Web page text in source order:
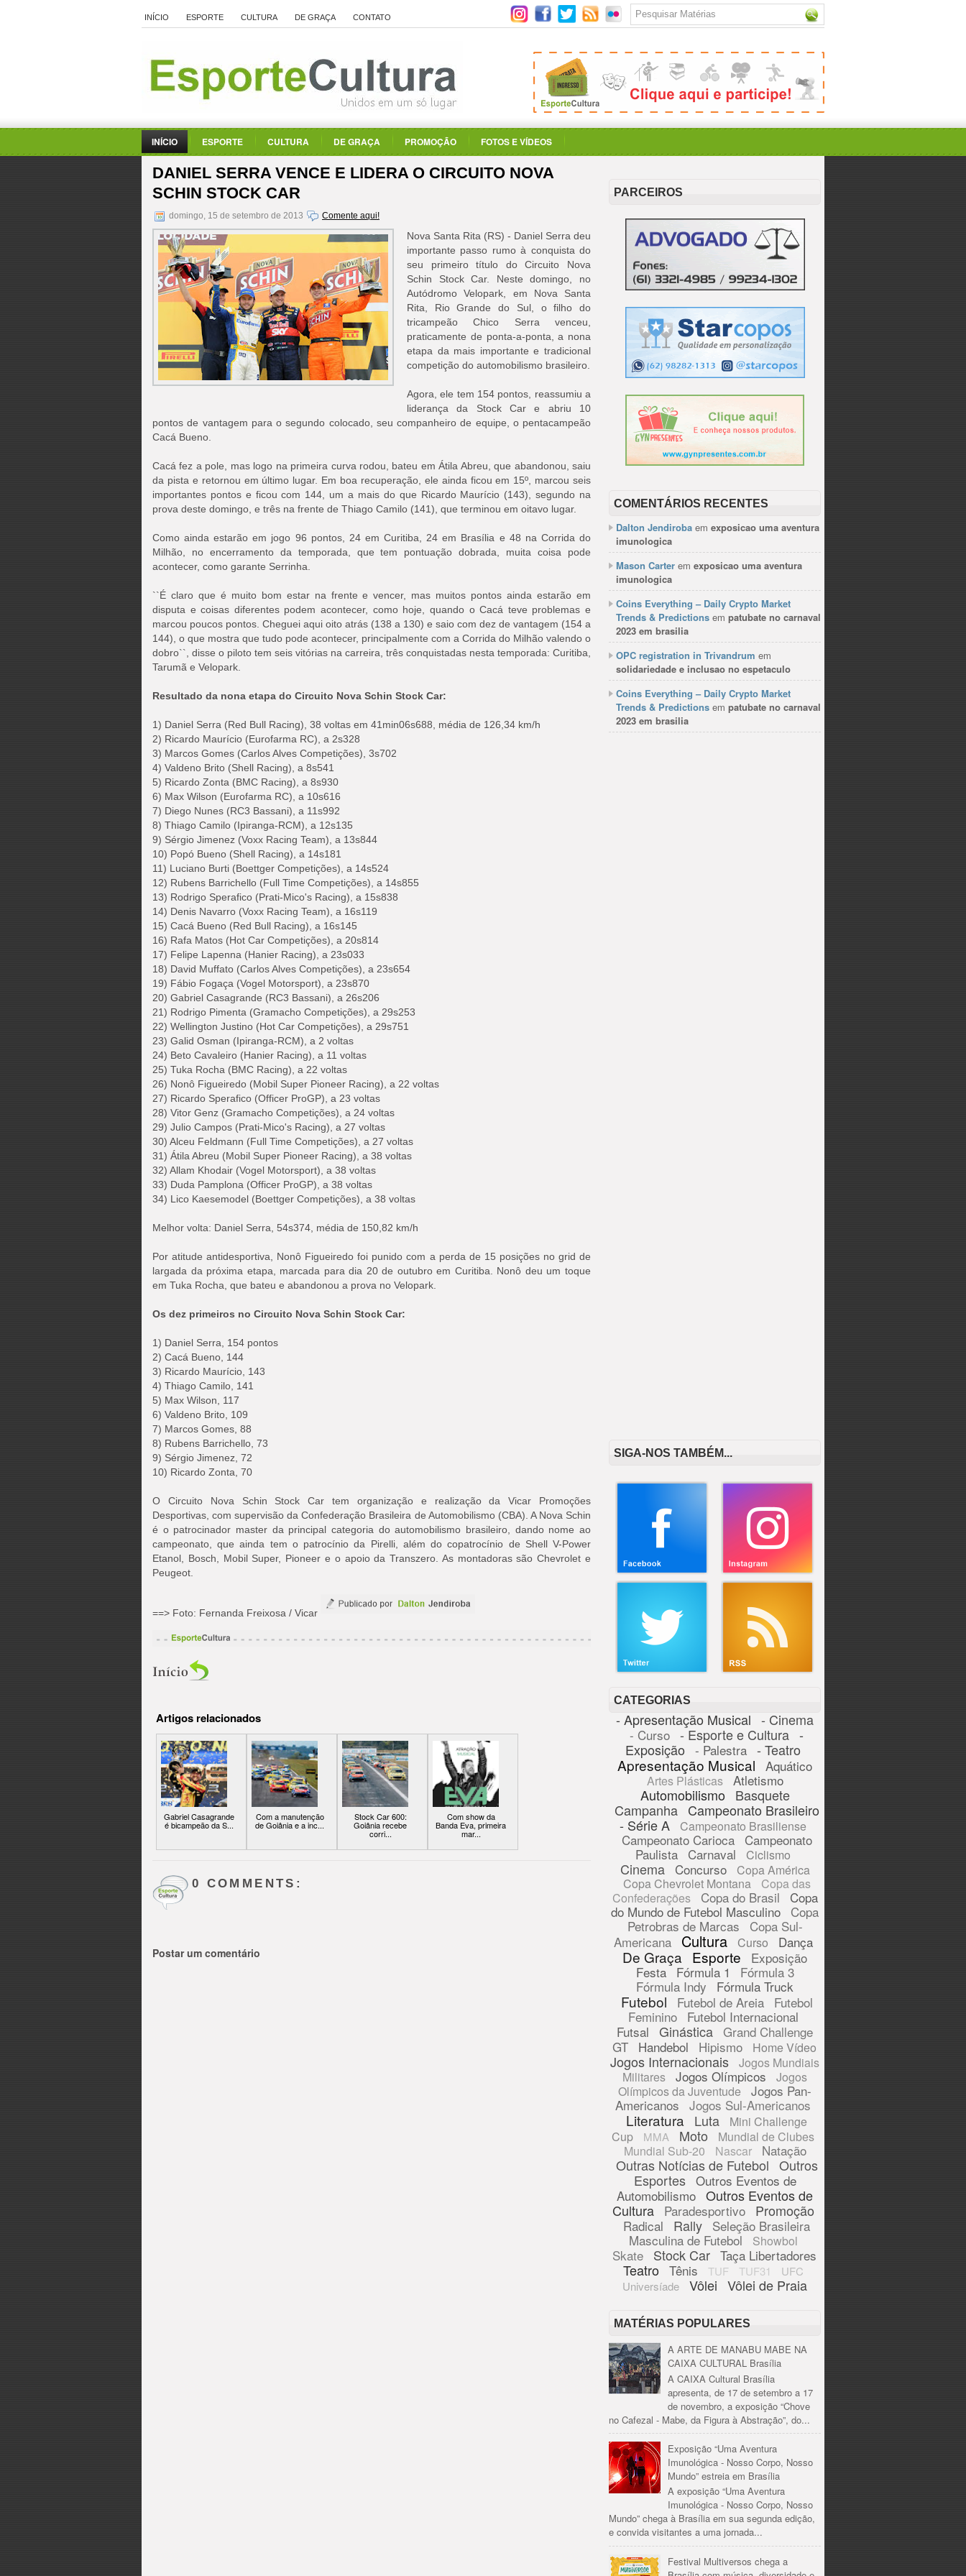
INÍCIO ESPORTE CULTURA DE GRAÇA CONTATO
INÍCIO ESPORTE CULTURA DE GRAÇA PROMOÇÃO FOTOS E VÍDEOS
DANIEL SERRA VENCE E LIDERA O CIRCUITO NOVA
SCHIN STOCK CAR
domingo, 15 de setembro de 2013 Comente aqui!
Nova Santa Rita (RS) - Daniel Serra deu
importante passo rumo à conquista do
seu primeiro título do Circuito Nova
Schin Stock Car. Neste domingo, no
Autódromo Velopark, em Nova Santa
Rita, Rio Grande do Sul, o filho do
tricampeão Chico Serra venceu,
praticamente de ponta-a-ponta, a nona
etapa da mais importante e tradicional
competição do automobilismo brasileiro.
Agora, ele tem 154 pontos, reassumiu a
liderança da Stock Car e abriu 10
pontos de vantagem para o segundo colocado, seu companheiro de equipe, o pentacampeão
Cacá Bueno.
Cacá fez a pole, mas logo na primeira curva rodou, bateu em Átila Abreu, que abandonou, saiu
da pista e retornou em último lugar. Em boa recuperação, ele ainda ficou em 15º, marcou seis
importantes pontos e ficou com 144, um a mais do que Ricardo Maurício (143), segundo na
prova deste domingo, e três na frente de Thiago Camilo (141), que terminou em oitavo lugar.
Como ainda estarão em jogo 96 pontos, 24 em Curitiba, 24 em Brasília e 48 na Corrida do
Milhão, no encerramento da temporada, que tem pontuação dobrada, muita coisa pode
acontecer, como garante Serrinha.
``É claro que é muito bom estar na frente e vencer, mas muitos pontos ainda estarão em
disputa e coisas diferentes podem acontecer, como hoje, quando o Cacá teve problemas e
marcou poucos pontos. Cheguei aqui oito atrás (138 a 130) e saio com dez de vantagem (154 a
144), o que mostra que tudo pode acontecer, principalmente com a Corrida do Milhão valendo o
dobro``, disse o piloto tem seis vitórias na carreira, três conquistadas nesta temporada: Curitiba,
Tarumã e Velopark.
Resultado da nona etapa do Circuito Nova Schin Stock Car:
1) Daniel Serra (Red Bull Racing), 38 voltas em 41min06s688, média de 126,34 km/h
2) Ricardo Maurício (Eurofarma RC), a 2s328
3) Marcos Gomes (Carlos Alves Competições), 3s702
4) Valdeno Brito (Shell Racing), a 8s541
5) Ricardo Zonta (BMC Racing), a 8s930
6) Max Wilson (Eurofarma RC), a 10s616
7) Diego Nunes (RC3 Bassani), a 11s992
8) Thiago Camilo (Ipiranga-RCM), a 12s135
9) Sérgio Jimenez (Voxx Racing Team), a 13s844
10) Popó Bueno (Shell Racing), a 14s181
11) Luciano Burti (Boettger Competições), a 14s524
12) Rubens Barrichello (Full Time Competições), a 14s855
13) Rodrigo Sperafico (Prati-Mico's Racing), a 15s838
14) Denis Navarro (Voxx Racing Team), a 16s119
15) Cacá Bueno (Red Bull Racing), a 16s145
16) Rafa Matos (Hot Car Competições), a 20s814
17) Felipe Lapenna (Hanier Racing), a 23s033
18) David Muffato (Carlos Alves Competições), a 23s654
19) Fábio Fogaça (Vogel Motorsport), a 23s870
20) Gabriel Casagrande (RC3 Bassani), a 26s206
21) Rodrigo Pimenta (Gramacho Competições), a 29s253
22) Wellington Justino (Hot Car Competições), a 29s751
23) Galid Osman (Ipiranga-RCM), a 2 voltas
24) Beto Cavaleiro (Hanier Racing), a 11 voltas
25) Tuka Rocha (BMC Racing), a 22 voltas
26) Nonô Figueiredo (Mobil Super Pioneer Racing), a 22 voltas
27) Ricardo Sperafico (Officer ProGP), a 23 voltas
28) Vitor Genz (Gramacho Competições), a 24 voltas
29) Julio Campos (Prati-Mico's Racing), a 27 voltas
30) Alceu Feldmann (Full Time Competições), a 27 voltas
31) Átila Abreu (Mobil Super Pioneer Racing), a 38 voltas
32) Allam Khodair (Vogel Motorsport), a 38 voltas
33) Duda Pamplona (Officer ProGP), a 38 voltas
34) Lico Kaesemodel (Boettger Competições), a 38 voltas
Melhor volta: Daniel Serra, 54s374, média de 150,82 km/h
Por atitude antidesportiva, Nonô Figueiredo foi punido com a perda de 15 posições no grid de
largada da próxima etapa, marcada para dia 20 de outubro em Curitiba. Nonô deu um toque
em Tuka Rocha, que bateu e abandonou a prova no Velopark.
Os dez primeiros no Circuito Nova Schin Stock Car:
1) Daniel Serra, 154 pontos
2) Cacá Bueno, 144
3) Ricardo Maurício, 143
4) Thiago Camilo, 141
5) Max Wilson, 117
6) Valdeno Brito, 109
7) Marcos Gomes, 88
8) Rubens Barrichello, 73
9) Sérgio Jimenez, 72
10) Ricardo Zonta, 70
O Circuito Nova Schin Stock Car tem organização e realização da Vicar Promoções
Desportivas, com supervisão da Confederação Brasileira de Automobilismo (CBA). A Nova Schin
é o patrocinador master da principal categoria do automobilismo brasileiro, dando nome ao
campeonato, que ainda tem o patrocínio da Pirelli, além do copatrocínio de Shell V-Power
Etanol, Bosch, Mobil Super, Pioneer e o apoio da Transzero. As montadoras são Chevrolet e
Peugeot.
==> Foto: Fernanda Freixosa / Vicar
Artigos relacionados
Gabriel Casagrande
é bicampeão da S...
Com a manutenção
de Goiânia e a inc...
Stock Car 600:
Goiânia recebe
corri...
Com show da
Banda Eva, primeira
mar...
0 COMMENTS:
Postar um comentário
PARCEIROS
COMENTÁRIOS RECENTES
Dalton Jendiroba em exposicao uma aventura
imunologica
Mason Carter em exposicao uma aventura
imunologica
Coins Everything – Daily Crypto Market
Trends & Predictions em patubate no carnaval
2023 em brasilia
OPC registration in Trivandrum em
solidariedade e inclusao no espetaculo
Coins Everything – Daily Crypto Market
Trends & Predictions em patubate no carnaval
2023 em brasilia
SIGA-NOS TAMBÉM...
CATEGORIAS
- Apresentação Musical - Cinema
- Curso - Esporte e Cultura -
Exposição - Palestra - Teatro
Apresentação Musical Aquático
Artes Plásticas Atletismo
Automobilismo
Basquete
Campanha Campeonato Brasileiro
- Série A
Campeonato Brasiliense
Campeonato Carioca
Campeonato
Paulista Carnaval Ciclismo
Cinema Concurso
Copa América
Copa Chevrolet Montana
Copa das
Confederações
Copa do Brasil Copa
do Mundo de Futebol Masculino Copa
Petrobras de Marcas
Copa Sul-
Americana
Cultura Curso Dança
De Graça Esporte
Exposição
Festa
Fórmula 1
Fórmula 3
Fórmula Indy
Fórmula Truck
Futebol Futebol de Areia
Futebol
Feminino
Futebol Internacional
Futsal Ginástica Grand Challenge
GT Handebol Hipismo Home Vídeo
Jogos Internacionais
Jogos Mundiais
Militares
Jogos Olímpicos
Jogos
Olímpicos da Juventude
Jogos Pan-
Americanos Jogos Sul-Americanos
Literatura Luta
Mini Challenge
Cup
MMA Moto
Mundial de Clubes
Mundial Sub-20
Nascar Natação
Outras Notícias de Futebol Outros
Esportes Outros Eventos de
Automobilismo Outros Eventos de
Cultura
Paradesportivo Promoção
Radical Rally Seleção Brasileira
Masculina de Futebol
Showbol
Skate Stock Car Taça Libertadores
Teatro Tênis TUF TUF31
UFC
Universíade
Vôlei Vôlei de Praia
MATÉRIAS POPULARES
A ARTE DE MANABU MABE NA
CAIXA CULTURAL Brasília
A CAIXA Cultural Brasília
apresenta, de 17 de setembro a 17
de novembro, a exposição “Chove
no Cafezal - Mabe, da Figura à Abstração”, do...
Exposição “Uma Aventura
Imunológica - Nosso Corpo, Nosso
Mundo” estreia em Brasília
A exposição “Uma Aventura
Imunológica - Nosso Corpo, Nosso
Mundo” chega à Brasília em sua segunda edição,
e convida visitantes a uma jornada...
Festival Multiversos chega a